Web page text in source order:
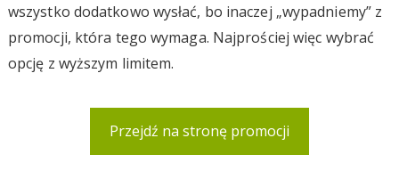
wszystko dodatkowo wysłać, bo inaczej „wypadniemy” z
promocji, która tego wymaga. Najprościej więc wybrać
opcję z wyższym limitem.
Przejdź na stronę promocji